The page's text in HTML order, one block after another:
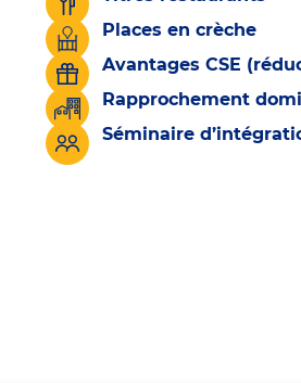
Places en crèche
Avantages CSE
Rapprochement
Séminaire